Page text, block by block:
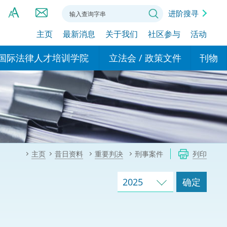
Indonesia (印尼语)
(印度语)
(尼泊尔语)
(旁遮普语)
A
A
进阶搜寻
主页 最新消息 关于我们 社区参与 活动
设立办事
际法律人才培训学院
学院
专家委员会
办公室
的培训课程和能力建设项
立法会 / 政策文件
现行政策措施
政策文件
特别财务委员会
刊物
基本
粤港
民事
交易
主页 昔日资料 重要判决 刑事案件 列印
2025 确定